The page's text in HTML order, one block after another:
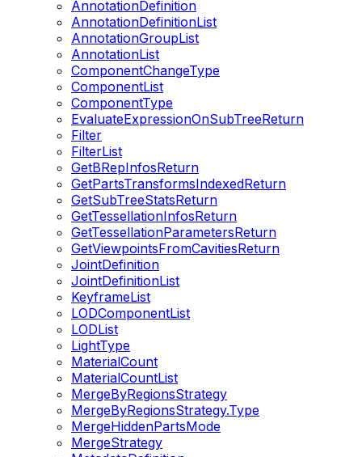
AnnotationDefinition
AnnotationDefinitionList
AnnotationGroupList
AnnotationList
ComponentChangeType
ComponentList
ComponentType
EvaluateExpressionOnSubTreeReturn
Filter
FilterList
GetBRepInfosReturn
GetPartsTransformsIndexedReturn
GetSubTreeStatsReturn
GetTessellationInfosReturn
GetTessellationParametersReturn
GetViewpointsFromCavitiesReturn
JointDefinition
JointDefinitionList
KeyframeList
LODComponentList
LODList
LightType
MaterialCount
MaterialCountList
MergeByRegionsStrategy
MergeByRegionsStrategy.Type
MergeHiddenPartsMode
MergeStrategy